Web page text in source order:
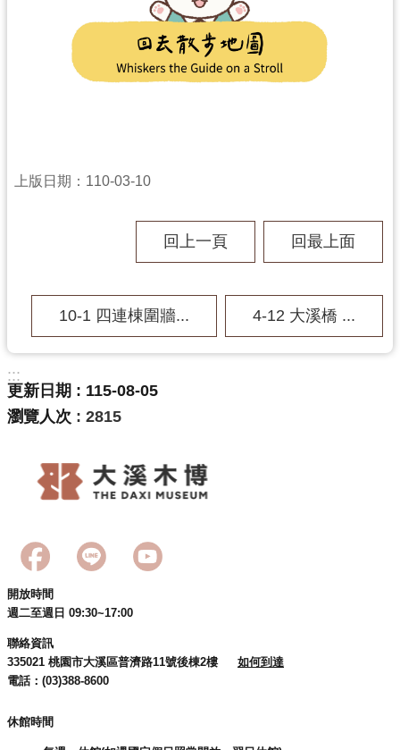
上版日期：110-03-10
回上一頁 回最上面
10-1 四連棟圍牆... 4-12 大溪橋 ...
:::
更新日期
115-08-05
瀏覽人次
2815
開放時間
週二至週日 09:30~17:00
聯絡資訊
335021 桃園市大溪區普濟路11號後棟2樓
如何到達
電話：(03)388-8600
休館時間